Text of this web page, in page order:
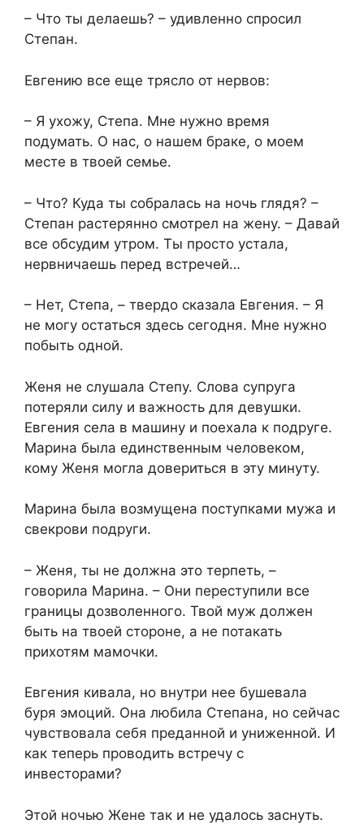
– Что ты делаешь? – удивленно спросил
Степан.
Евгению все еще трясло от нервов:
– Я ухожу, Степа. Мне нужно время
подумать. О нас, о нашем браке, о моем
месте в твоей семье.
– Что? Куда ты собралась на ночь глядя? –
Степан растерянно смотрел на жену. – Давай
все обсудим утром. Ты просто устала,
нервничаешь перед встречей…
– Нет, Степа, – твердо сказала Евгения. – Я
не могу остаться здесь сегодня. Мне нужно
побыть одной.
Женя не слушала Степу. Слова супруга
потеряли силу и важность для девушки.
Евгения села в машину и поехала к подруге.
Марина была единственным человеком,
кому Женя могла довериться в эту минуту.
Марина была возмущена поступками мужа и
свекрови подруги.
– Женя, ты не должна это терпеть, –
говорила Марина. – Они переступили все
границы дозволенного. Твой муж должен
быть на твоей стороне, а не потакать
прихотям мамочки.
Евгения кивала, но внутри нее бушевала
буря эмоций. Она любила Степана, но сейчас
чувствовала себя преданной и униженной. И
как теперь проводить встречу с
инвесторами?
Этой ночью Жене так и не удалось заснуть.